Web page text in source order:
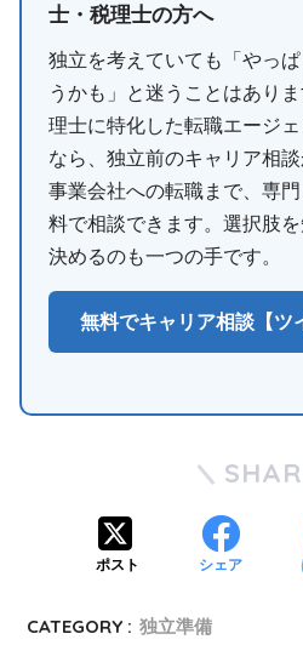
士・税理士の方へ
独立を考えていても「やっ
うかも」と迷うことはあり
理士に特化した転職エージェ
なら、独立前のキャリア相
事業会社への転職まで、専
料で相談できます。選択肢
決めるのも一つの手です。
無料でキャリア相談【ツ
ポスト シェア
CATEGORY : 独立準備